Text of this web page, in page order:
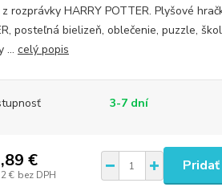
rozprávky HARRY POTTER. Plyšové
posteľná bielizeň, oblečenie, puzzle,
... celý popis
3-7 dní
€
€ bez DPH